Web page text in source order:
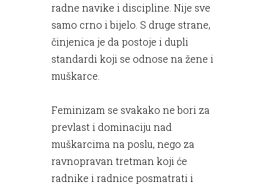
radne navike i discipline. Nije sve
samo crno i bijelo. S druge strane,
činjenica je da postoje i dupli
standardi koji se odnose na žene i
muškarce.
Feminizam se svakako ne bori za
prevlast i dominaciju nad
muškarcima na poslu, nego za
ravnopravan tretman koji će
radnike i radnice posmatrati i